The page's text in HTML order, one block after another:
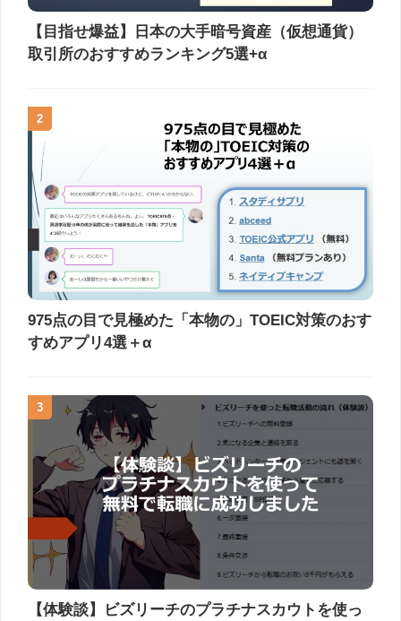
【目指せ爆益】日本の大手暗号資産（仮想通貨）
取引所のおすすめランキング5選+α
2
975点の目で見極めた「本物の」TOEIC対策のおす
すめアプリ4選＋α
3
【体験談】ビズリーチのプラチナスカウトを使っ